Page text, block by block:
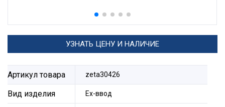
УЗНАТЬ ЦЕНУ И НАЛИЧИЕ
Артикул товара zeta30426
Вид изделия Ех-ввод